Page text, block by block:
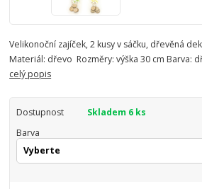
Velikonoční zajíček, 2 kusy v sáčku, dřevěná
Materiál: dřevo Rozměry: výška 30 cm Barva:
celý popis
Dostupnost
Skladem 6 ks
Barva